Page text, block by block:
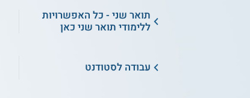
תואר שני - כל האפשרויות
ללימודי תואר שני כאן
עבודה לסטודנט